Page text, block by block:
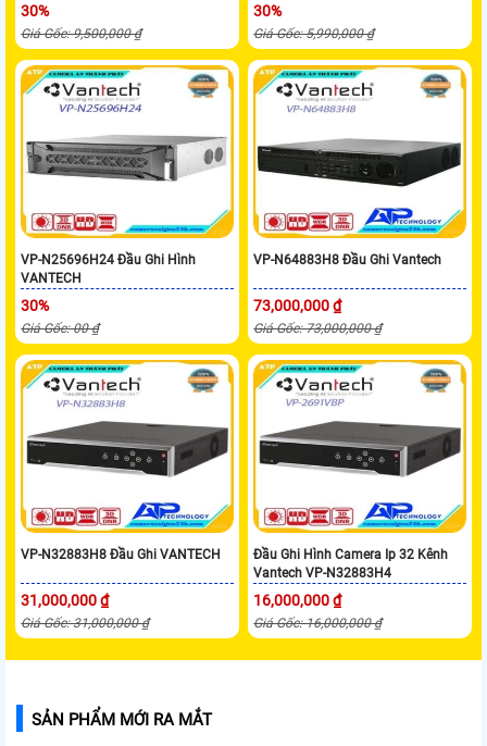
30%
Giá Gốc: 9,500,000 ₫
30%
Giá Gốc: 5,990,000 ₫
VP-N25696H24 Đầu Ghi Hình
VANTECH
30%
Giá Gốc: 00 ₫
VP-N64883H8 Đầu Ghi Vantech
73,000,000 ₫
Giá Gốc: 73,000,000 ₫
VP-N32883H8 Đầu Ghi VANTECH
31,000,000 ₫
Giá Gốc: 31,000,000 ₫
Đầu Ghi Hình Camera Ip 32 Kênh
Vantech VP-N32883H4
16,000,000 ₫
Giá Gốc: 16,000,000 ₫
SẢN PHẨM MỚI RA MẮT